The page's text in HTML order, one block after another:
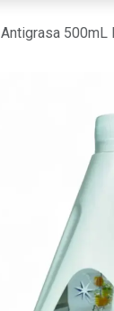
Antigrasa 500mL